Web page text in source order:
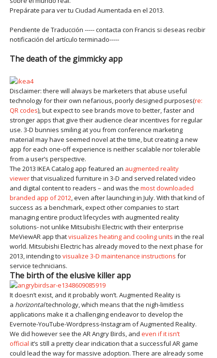
Prepárate para ver tu Ciudad Aumentada en el 2013.
Pendiente de Traducción ----- contacta con Francis si deseas recibir
notificación del artículo terminado-----
The death of the gimmicky app
Disclaimer: there will always be marketers that abuse useful
technology for their own nefarious, poorly designed purposes(re:
QR codes), but expect to see brands move to better, faster and
stronger apps that give their audience clear incentives for regular
use. 3-D bunnies smiling at you from conference marketing
material may have seemed novel at the time, but creating a new
app for each one-off experience is neither scalable nor tolerable
from a user’s perspective.
The 2013 IKEA Catalog app featured an augmented reality
viewerthat visualized furniture in 3-D and served related video
and digital content to readers – and was the most downloaded
branded app of 2012, even after launching in July. With that kind of
success as a benchmark, expect other companies to start
managing entire product lifecycles with augmented reality
solutions- not unlike Mitsubishi Electric with their enterprise
MeViewAR app thatvisualizes heating and cooling units in the real
world. Mitsubishi Electric has already moved to the next phase for
2013, intending to visualize 3-D maintenance instructions for
service technicians.
The birth of the elusive killer app
It doesn’t exist, and it probably won’t. Augmented Reality is
a horizontaltechnology, which means that the nigh-limitless
applications make it a challenging endeavor to develop the
Evernote-YouTube-Wordpress-Instagram of Augmented Reality.
We did however see the AR Angry Birds, and even if it isn’t
official it’s still a pretty clear indication that a successful AR game
could lead the way for massive adoption. There are already some